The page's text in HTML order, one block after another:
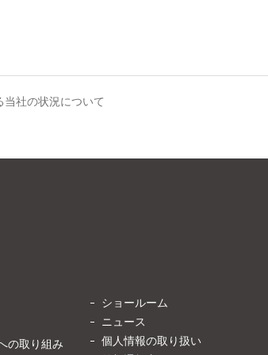
社の状況について
の取り組み
ショールーム
ニュース
個人情報の取り扱い